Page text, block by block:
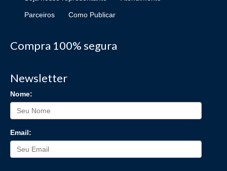
Parceiros Como Publicar
Compra 100% segura
Newsletter
Nome:
Email: